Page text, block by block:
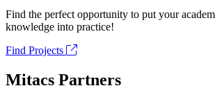
Find the perfect opportunity to put your
knowledge into practice!
Find Projects
Mitacs Partners